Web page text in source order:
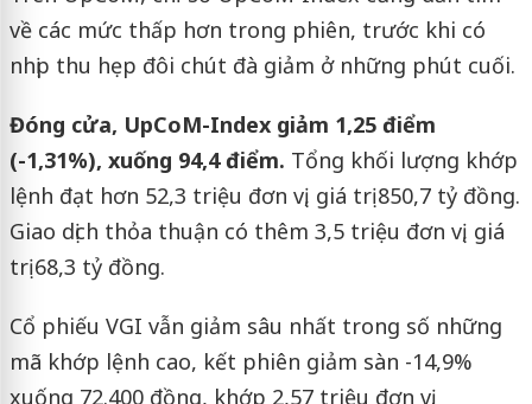
về các mức thấp hơn trong phiên, trước khi có
nhịp thu hẹp đôi chút đà giảm ở những phút cuối.
Đóng cửa, UpCoM-Index giảm 1,25 điểm
(-1,31%), xuống 94,4 điểm. Tổng khối lượng khớp
lệnh đạt hơn 52,3 triệu đơn vị, giá trị 850,7 tỷ đồng.
Giao dịch thỏa thuận có thêm 3,5 triệu đơn vị, giá
trị 68,3 tỷ đồng.
Cổ phiếu VGI vẫn giảm sâu nhất trong số những
mã khớp lệnh cao, kết phiên giảm sàn -14,9%
xuống 72.400 đồng, khớp 2,57 triệu đơn vị.